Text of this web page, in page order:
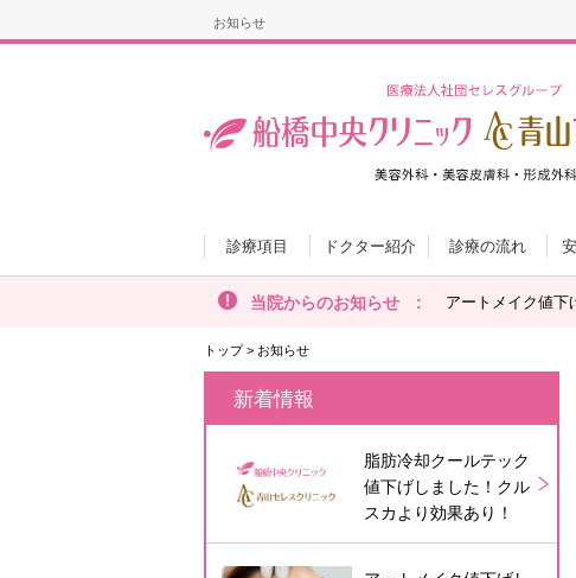
お知らせ
診療項目 ドクター紹介 診療の流れ
当院からのお知らせ : アートメイク値下
トップ > お知らせ
新着情報
脂肪冷却クールテック
値下げしました！クル
スカより効果あり！